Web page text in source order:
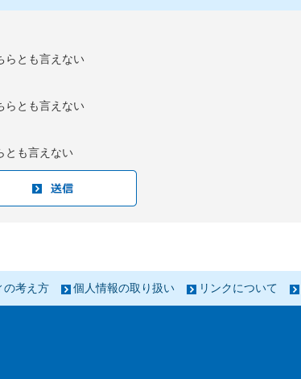
らとも言えない
らとも言えない
とも言えない
の考え方 個人情報の取り扱い リンクについて